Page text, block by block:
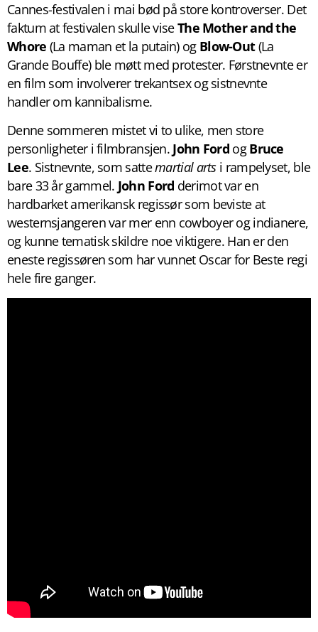
Cannes-festivalen i mai bød på store kontroverser. Det
faktum at festivalen skulle viseThe Mother and the
Whore (La maman et la putain) og Blow-Out(La
Grande Bouffe) ble møtt med protester. Førstnevnte er
en film som involverer trekantsex og sistnevnte
handler om kannibalisme.
Denne sommeren mistet vi to ulike, men store
personligheter i filmbransjen. John Ford ogBruce
Lee. Sistnevnte, som sattemartial artsi rampelyset, ble
bare 33 år gammel. John Ford derimot var en
hardbarket amerikansk regissør som beviste at
westernsjangeren var mer enn cowboyer og indianere,
og kunne tematisk skildre noe viktigere. Han er den
eneste regissøren som har vunnet Oscar for Beste regi
hele fire ganger.